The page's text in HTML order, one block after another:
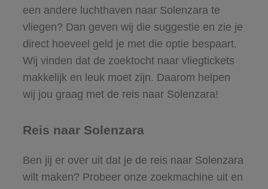
een andere luchthaven naar Solenzara te
vliegen? Dan geven wij die suggestie en zie je
direct hoeveel geld je met die optie bespaart.
Wij vinden dat de zoektocht naar vliegtickets
makkelijk en leuk moet zijn. Daarom helpen
wij jou graag met de reis naar Solenzara!
Reis naar Solenzara
Ben jij er over uit dat je de reis naar Solenzara
wilt maken? Probeer onze zoekmachine uit en